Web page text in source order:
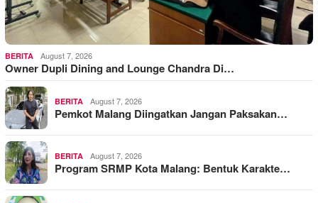
BERITA August 7, 2026
Owner Dupli Dining and Lounge Chandra Di…
BERITA August 7, 2026
Pemkot Malang Diingatkan Jangan Paksakan…
BERITA August 7, 2026
Program SRMP Kota Malang: Bentuk Karakte…